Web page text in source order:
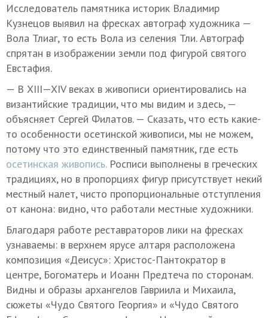
Исследователь памятника историк Владимир
Кузнецов выявил на фресках автограф художника —
Вола Тлиаг, то есть Вола из селения Тли. Автограф
спрятан в изображении земли под фигурой святого
Евстафия.
— В XIII—XIV веках в живописи ориентировались на
византийские традиции, что мы видим и здесь, —
объясняет Сергей Филатов. — Сказать, что есть какие-
то особенности осетинской живописи, мы не можем,
потому что это единственный памятник, где есть
осетинская живопись.Росписи выполнены в греческих
традициях, но в пропорциях фигур присутствует некий
местный налет, чисто пропорциональные отступления
от канона: видно, что работали местные художники.
Благодаря работе реставраторов лики на фресках
узнаваемы: в верхнем ярусе алтаря расположена
композиция «Деисус»: Христос-Пантократор в
центре, Богоматерь и Иоанн Предтеча по сторонам.
Видны и образы архангелов Гавриила и Михаила,
сюжеты «Чудо Святого Георгия» и «Чудо Святого